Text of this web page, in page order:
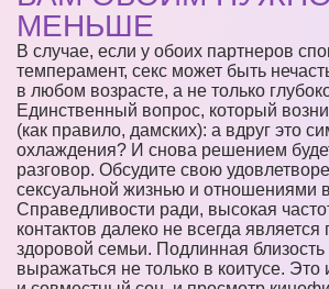
МЕНЬШЕ
В случае, если у обоих партнеров
темперамент, секс может быть
в любом возрасте, а не только
Единственный вопрос, который
(как правило, дамских): а вдруг это
охлаждения? И снова решением
разговор. Обсудите свою
сексуальной жизнью и отношениями
Справедливости ради, высокая
контактов далеко не всегда является
здоровой семьи. Подлинная
выражаться не только в коитусе. Это